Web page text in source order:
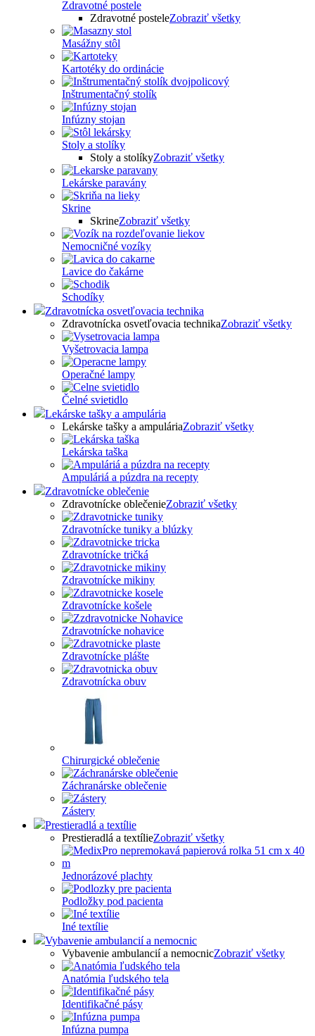
Zdravotné postele
Zdravotné posteleZobraziť všetky
Masážny stôl
Kartotéky do ordinácie
Inštrumentačný stolík
Infúzny stojan
Stoly a stolíky
Stoly a stolíkyZobraziť všetky
Lekárske paravány
Skrine
SkrineZobraziť všetky
Nemocničné vozíky
Lavice do čakárne
Schodíky
Zdravotnícka osvetľovacia technika
Zdravotnícka osvetľovacia technikaZobraziť všetky
Vyšetrovacia lampa
Operačné lampy
Čelné svietidlo
Lekárske tašky a ampulária
Lekárske tašky a ampuláriaZobraziť všetky
Lekárska taška
Ampuláriá a púzdra na recepty
Zdravotnícke oblečenie
Zdravotnícke oblečenieZobraziť všetky
Zdravotnícke tuniky a blúzky
Zdravotnícke tričká
Zdravotnícke mikiny
Zdravotnícke košele
Zdravotnícke nohavice
Zdravotnícke plášte
Zdravotnícka obuv
Chirurgické oblečenie
Záchranárske oblečenie
Zástery
Prestieradlá a textílie
Prestieradlá a textílieZobraziť všetky
Jednorázové plachty
Podložky pod pacienta
Iné textílie
Vybavenie ambulancií a nemocnic
Vybavenie ambulancií a nemocnicZobraziť všetky
Anatómia ľudského tela
Identifikačné pásy
Infúzna pumpa